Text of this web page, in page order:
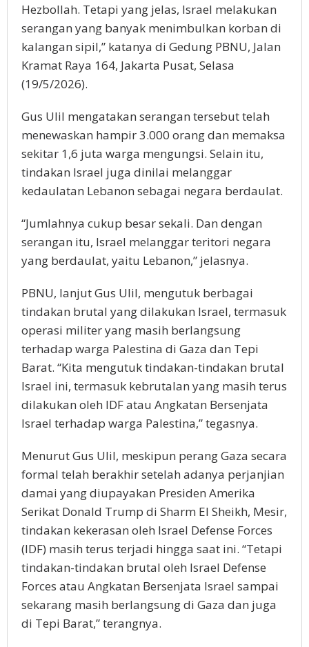
Hezbollah. Tetapi yang jelas, Israel melakukan
serangan yang banyak menimbulkan korban di
kalangan sipil,” katanya di Gedung PBNU, Jalan
Kramat Raya 164, Jakarta Pusat, Selasa
(19/5/2026).
Gus Ulil mengatakan serangan tersebut telah
menewaskan hampir 3.000 orang dan memaksa
sekitar 1,6 juta warga mengungsi. Selain itu,
tindakan Israel juga dinilai melanggar
kedaulatan Lebanon sebagai negara berdaulat.
“Jumlahnya cukup besar sekali. Dan dengan
serangan itu, Israel melanggar teritori negara
yang berdaulat, yaitu Lebanon,” jelasnya.
PBNU, lanjut Gus Ulil, mengutuk berbagai
tindakan brutal yang dilakukan Israel, termasuk
operasi militer yang masih berlangsung
terhadap warga Palestina di Gaza dan Tepi
Barat. “Kita mengutuk tindakan-tindakan brutal
Israel ini, termasuk kebrutalan yang masih terus
dilakukan oleh IDF atau Angkatan Bersenjata
Israel terhadap warga Palestina,” tegasnya.
Menurut Gus Ulil, meskipun perang Gaza secara
formal telah berakhir setelah adanya perjanjian
damai yang diupayakan Presiden Amerika
Serikat Donald Trump di Sharm El Sheikh, Mesir,
tindakan kekerasan oleh Israel Defense Forces
(IDF) masih terus terjadi hingga saat ini. “Tetapi
tindakan-tindakan brutal oleh Israel Defense
Forces atau Angkatan Bersenjata Israel sampai
sekarang masih berlangsung di Gaza dan juga
di Tepi Barat,” terangnya.